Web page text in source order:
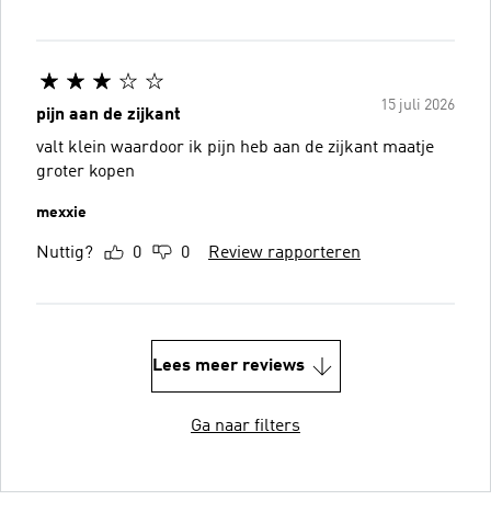
15 juli 2026
pijn aan de zijkant
valt klein waardoor ik pijn heb aan de zijkant maatje
groter kopen
mexxie
Nuttig? 0 0 Review rapporteren
Lees meer reviews
Ga naar filters